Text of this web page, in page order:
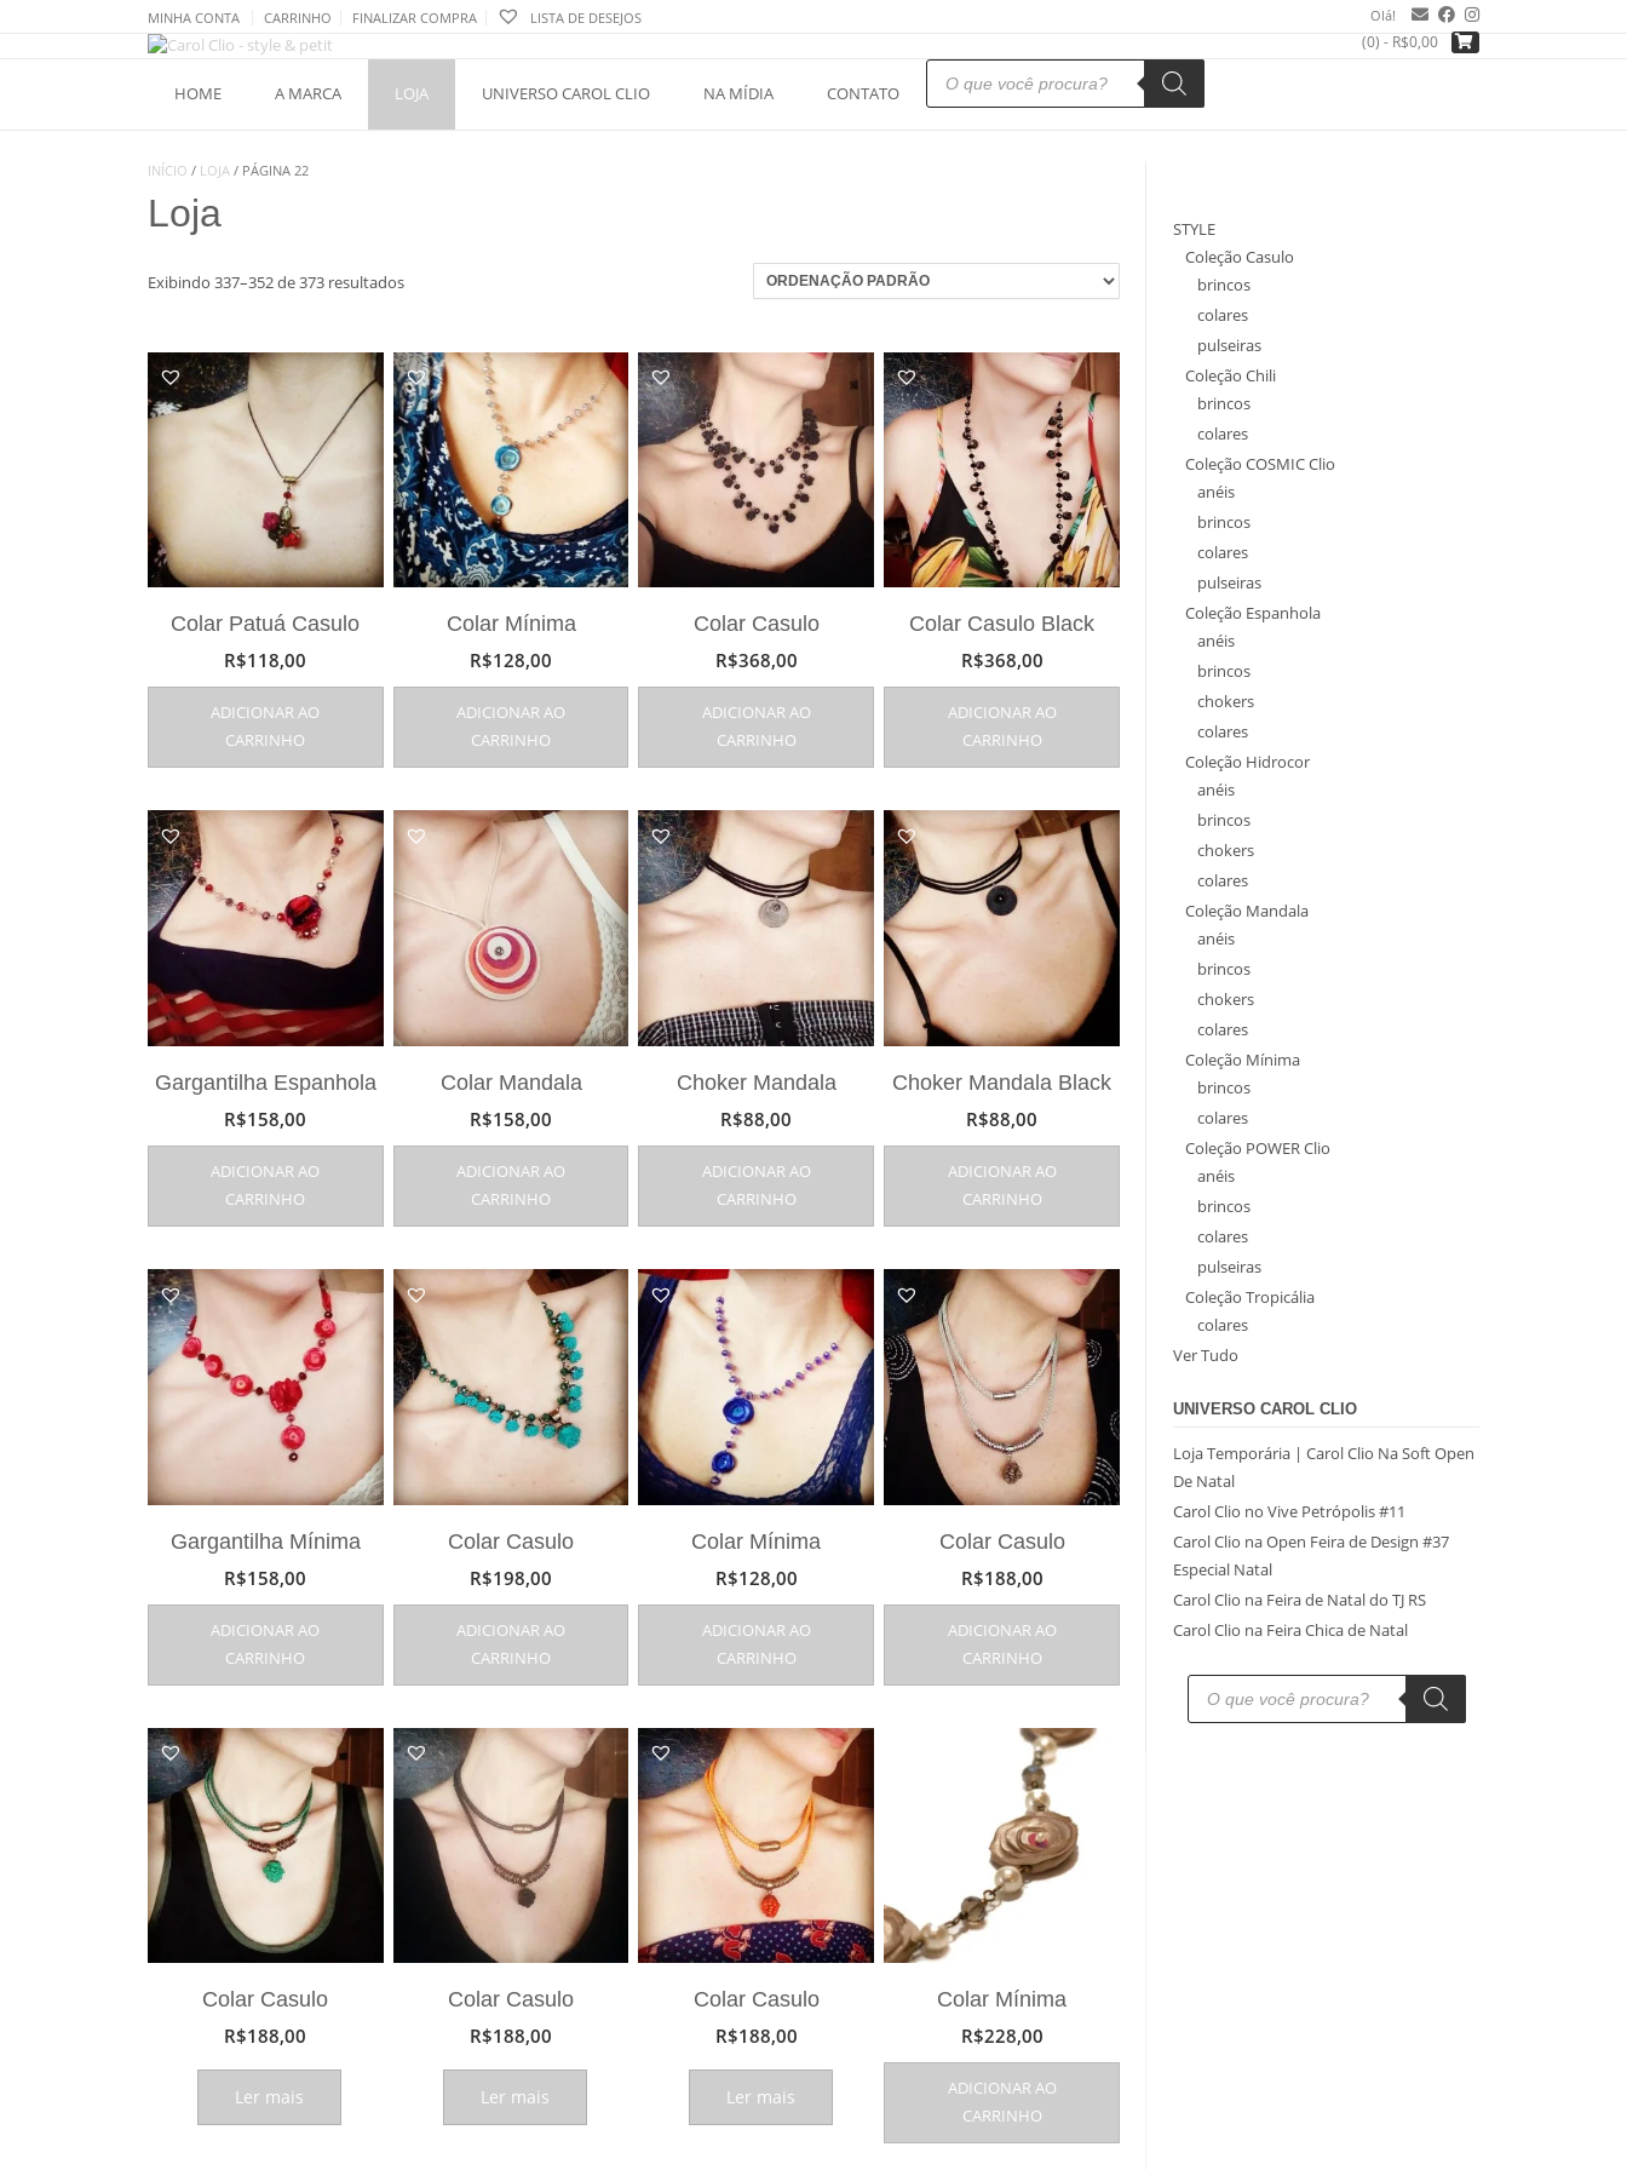
MINHA CONTA CARRINHO FINALIZAR COMPRA LISTA DE DESEJOS Olá!
(0) - R$0,00
HOME A MARCA LOJA UNIVERSO CAROL CLIO NA MÍDIA CONTATO
Pesquisar
produtos
INÍCIO / LOJA / PÁGINA 22
Loja
Exibindo 337–352 de 373 resultados
Colar Patuá Casulo
R$118,00
ADICIONAR AO
CARRINHO
Colar Mínima
R$128,00
ADICIONAR AO
CARRINHO
Colar Casulo
R$368,00
ADICIONAR AO
CARRINHO
Colar Casulo Black
R$368,00
ADICIONAR AO
CARRINHO
Gargantilha Espanhola
R$158,00
ADICIONAR AO
CARRINHO
Colar Mandala
R$158,00
ADICIONAR AO
CARRINHO
Choker Mandala
R$88,00
ADICIONAR AO
CARRINHO
Choker Mandala Black
R$88,00
ADICIONAR AO
CARRINHO
Gargantilha Mínima
R$158,00
ADICIONAR AO
CARRINHO
Colar Casulo
R$198,00
ADICIONAR AO
CARRINHO
Colar Mínima
R$128,00
ADICIONAR AO
CARRINHO
Colar Casulo
R$188,00
ADICIONAR AO
CARRINHO
Colar Casulo
R$188,00
Ler mais
Colar Casulo
R$188,00
Ler mais
Colar Casulo
R$188,00
Ler mais
Colar Mínima
R$228,00
ADICIONAR AO
CARRINHO
STYLE
Coleção Casulo
brincos
colares
pulseiras
Coleção Chili
brincos
colares
Coleção COSMIC Clio
anéis
brincos
colares
pulseiras
Coleção Espanhola
anéis
brincos
chokers
colares
Coleção Hidrocor
anéis
brincos
chokers
colares
Coleção Mandala
anéis
brincos
chokers
colares
Coleção Mínima
brincos
colares
Coleção POWER Clio
anéis
brincos
colares
pulseiras
Coleção Tropicália
colares
Ver Tudo
UNIVERSO CAROL CLIO
Loja Temporária | Carol Clio Na Soft Open
De Natal
Carol Clio no Vive Petrópolis #11
Carol Clio na Open Feira de Design #37
Especial Natal
Carol Clio na Feira de Natal do TJ RS
Carol Clio na Feira Chica de Natal
Pesquisar
produtos